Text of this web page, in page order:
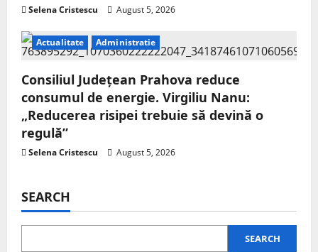
Selena Cristescu August 5, 2026
Actualitate Administratie
Consiliul Județean Prahova reduce
consumul de energie. Virgiliu Nanu:
„Reducerea risipei trebuie să devină o
regulă”
Selena Cristescu August 5, 2026
SEARCH
SEARCH